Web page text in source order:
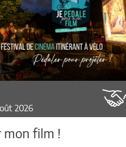
2026
mon film !